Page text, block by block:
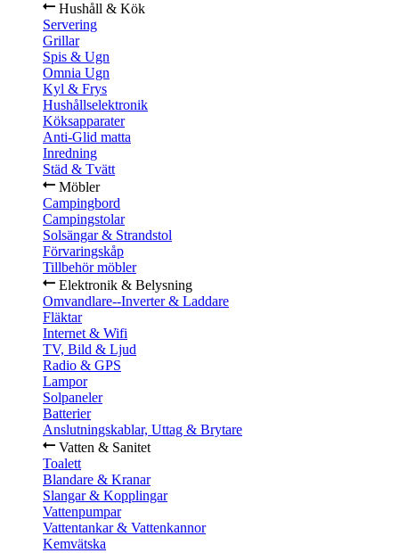
Hushåll & Kök
Servering
Grillar
Spis & Ugn
Omnia Ugn
Kyl & Frys
Hushållselektronik
Köksapparater
Anti-Glid matta
Inredning
Städ & Tvätt
Möbler
Campingbord
Campingstolar
Solsängar & Strandstol
Förvaringskåp
Tillbehör möbler
Elektronik & Belysning
Omvandlare--Inverter & Laddare
Fläktar
Internet & Wifi
TV, Bild & Ljud
Radio & GPS
Lampor
Solpaneler
Batterier
Anslutningskablar, Uttag & Brytare
Vatten & Sanitet
Toalett
Blandare & Kranar
Slangar & Kopplingar
Vattenpumpar
Vattentankar & Vattenkannor
Kemvätska